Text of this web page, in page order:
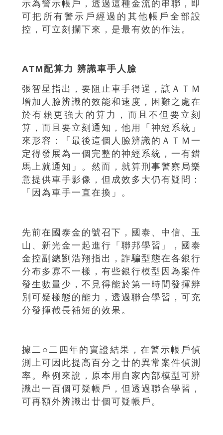
示為警示帳戶，透過這種金流的串聯，即
可把所有警示戶經過的其他帳戶全部設
控，可立刻攔下來，是最有效的作法。
ATM配算力 辨識車手人臉
張智星指出，要阻止車手得逞，讓ＡＴＭ
增加人臉辨識的效能和速度，困難之處在
於有賴更強大的算力，而且不但要立刻
算，而且要立刻通知，他用「神經系統」
來形容：「最後這個人臉辨識的ＡＴＭ一
定得發展為一個完整的神經系統，一有錯
馬上就通知」。然而，就算刑事警察局樂
意提供車手影像，但成效多大仍有疑問：
「因為車手一直在換」。
先前在國泰金的號召下，國泰、中信、玉
山、新光金一起進行「聯邦學習」，國泰
金控副總劉浩翔指出，詐騙型態在各銀行
分布多寡不一樣，有些銀行模型因為案件
發生數量少，不見得能於第一時間發揮辨
別可疑樣態的能力，透過聯合學習，可充
分發揮截長補短的效果。
據二○二四年的實證結果，在警示帳戶偵
測上可因此提高百分之廿的異常案件偵測
率。舉例來說，原本用自家內部模型可辨
識出一百個可疑帳戶，但透過聯合學習，
可再額外辨識出廿個可疑帳戶。